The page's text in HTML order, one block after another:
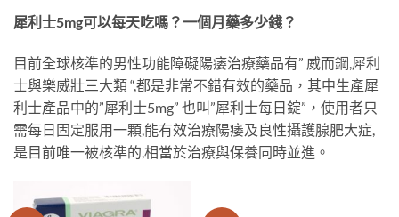
犀利士5mg可以每天吃嗎？一個月藥多少錢？
目前全球核準的男性功能障礙陽痿治療藥品有” 威而鋼,犀利
士與樂威壯三大類 “,都是非常不錯有效的藥品，其中生產犀
利士產品中的”犀利士5mg” 也叫”犀利士每日錠”，使用者只
需每日固定服用一顆,能有效治療陽痿及良性攝護腺肥大症,
是目前唯一被核準的,相當於治療與保養同時並進。